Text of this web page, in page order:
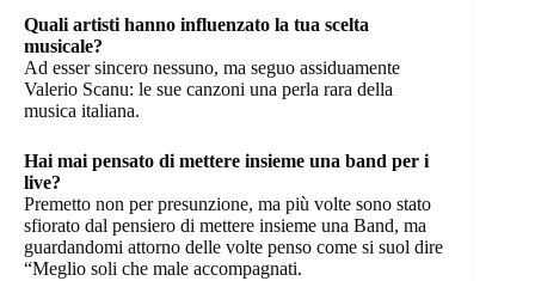
Quali artisti hanno influenzato la tua scelta
musicale?
Ad esser sincero nessuno, ma seguo assiduamente
Valerio Scanu: le sue canzoni una perla rara della
musica italiana.
Hai mai pensato di mettere insieme una band per i
live?
Premetto non per presunzione, ma più volte sono stato
sfiorato dal pensiero di mettere insieme una Band, ma
guardandomi attorno delle volte penso come si suol dire
“Meglio soli che male accompagnati.